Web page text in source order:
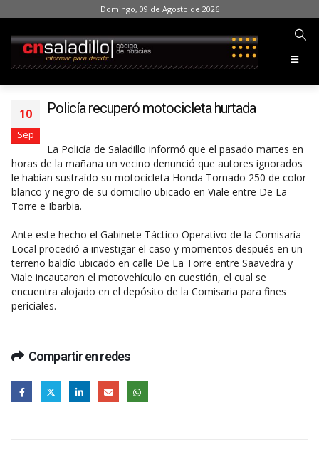
Domingo, 09 de Agosto de 2026
10
Sep
Policía recuperó motocicleta hurtada
La Policía de Saladillo informó que el pasado martes en
horas de la mañana un vecino denunció que autores ignorados
le habían sustraído su motocicleta Honda Tornado 250 de color
blanco y negro de su domicilio ubicado en Viale entre De La
Torre e Ibarbia.
Ante este hecho el Gabinete Táctico Operativo de la Comisaría
Local procedió a investigar el caso y momentos después en un
terreno baldío ubicado en calle De La Torre entre Saavedra y
Viale incautaron el motovehículo en cuestión, el cual se
encuentra alojado en el depósito de la Comisaria para fines
periciales.
Compartir en redes